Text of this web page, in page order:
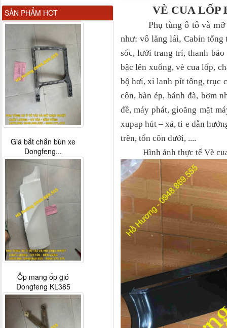
VÈ CUA LỐP
Phụ tùng ô tô và mỡ
như: vô lăng lái,Cabin tổng
sốc, lưới trang trí, thanh
bậc lên xuống, vè cua lốp,
bộ hơi, xi lanh pít tông, trục
côn, bàn ép, bánh đà, bơm
đề, máy phát, gioăng mặt
xupap hút – xả, ti e dẫn
trên, tổn côn dưới, ....
Hình ảnh thực tế Vè cua
SẢN PHẨM HOT
Gương chiếu hậu FAW
JH6 có sấy...
Giá bắt chắn bùn xe
Dongfeng...
Ốp mang ốp gió
Dongfeng KL385